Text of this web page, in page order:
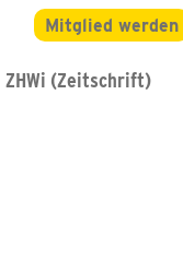
Mitglied werden
ZHWi (Zeitschrift)